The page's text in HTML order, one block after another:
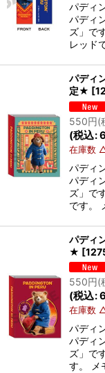
パディ
パディ
ズ」で
レッド
パディ
定★ [
550円(
(税込:
在庫数
パディ
パディ
ズ」で
です。
パディ
★ [
550円(
(税込:
在庫数
パディ
パディ
ズ」で
す。